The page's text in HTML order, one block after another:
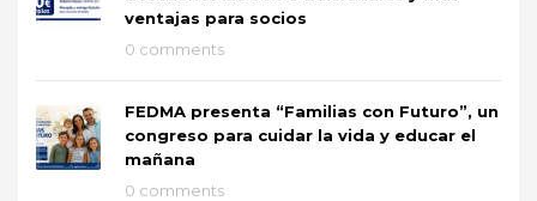
ventajas para socios
0 comments
FEDMA presenta “Familias con Futuro”, un
congreso para cuidar la vida y educar el
mañana
0 comments